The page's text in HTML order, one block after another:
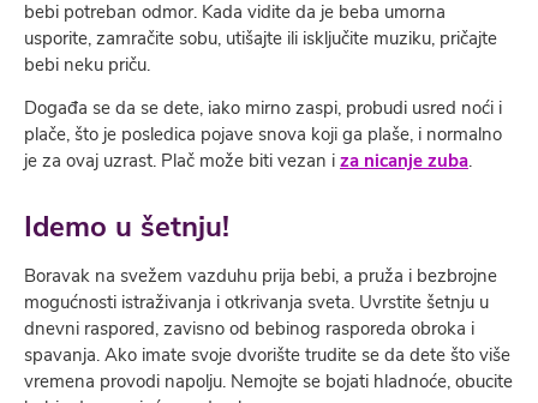
bebi potreban odmor. Kada vidite da je beba umorna
usporite, zamračite sobu, utišajte ili isključite muziku, pričajte
bebi neku priču.
Događa se da se dete, iako mirno zaspi, probudi usred noći i
plače, što je posledica pojave snova koji ga plaše, i normalno
je za ovaj uzrast. Plač može biti vezan i za nicanje zuba.
Idemo u šetnju!
Boravak na svežem vazduhu prija bebi, a pruža i bezbrojne
mogućnosti istraživanja i otkrivanja sveta. Uvrstite šetnju u
dnevni raspored, zavisno od bebinog rasporeda obroka i
spavanja. Ako imate svoje dvorište trudite se da dete što više
vremena provodi napolju. Nemojte se bojati hladnoće, obucite